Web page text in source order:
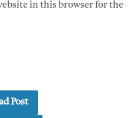
in this browser for the
Post